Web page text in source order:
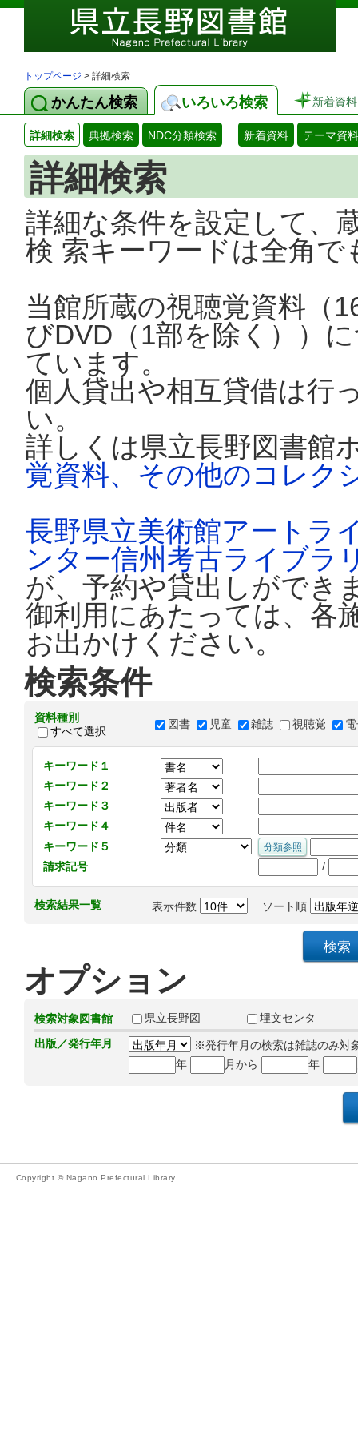
トップページ > 詳細検索
かんたん検索 いろいろ検索 新着資料
詳細検索 典拠検索 NDC分類検索 新着資料 テーマ資料
詳細検索
詳細な条件を設定して、
検 索キーワードは全角
当館所蔵の視聴覚資料（
びDVD（1部を除く））
ています。
個人貸出や相互貸借は行
い。
詳しくは県立長野図書館
覚資料、その他のコレク
長野県立美術館アートラ
ンター信州考古ライブラ
が、予約や貸出しができ
御利用にあたっては、各
お出かけください。
検索条件
資料種別
すべて選択
図書 児童 雑誌 視聴覚
キーワード１
キーワード２
キーワード３
キーワード４
キーワード５
請求記号
/
検索結果一覧 表示件数 ソート順
オプション
検索対象図書館 県立長野図
埋文センタ
出版／発行年月
※発行年月の検索は雑誌のみ対
年
月から 年
Copyright © Nagano Prefectural Library